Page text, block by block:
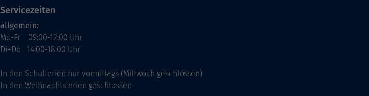
Servicezeiten
allgemein:
Mo-Fr 09:00-12:00 Uhr
Di+Do 14:00-18:00 Uhr
In den Schulferien nur vormittags (Mittwoch geschlossen)
In den Weihnachtsferien geschlossen